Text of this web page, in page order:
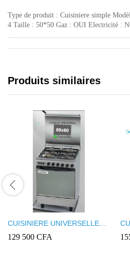
Type de produit : Cuisiniere simple
4 Taille : 50*50 Gaz : OUI Electricité :
Produits similaires
CUISINIERE UNIVERSELLE
4FEUX 60X60 INOX U5508
129 500 CFA